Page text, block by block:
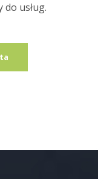
do usług.